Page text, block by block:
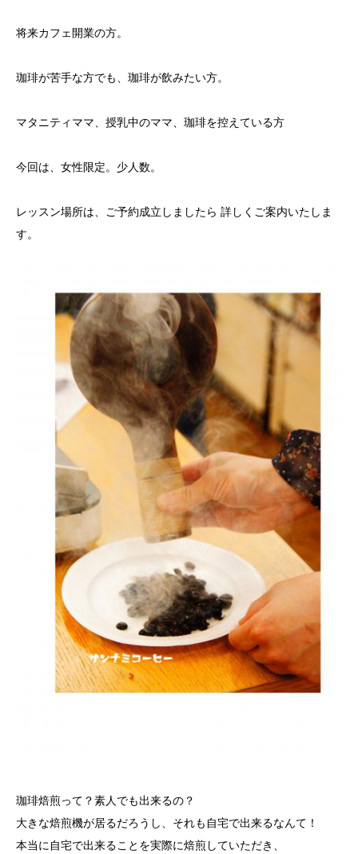
将来カフェ開業の方。
珈琲が苦手な方でも、珈琲が飲みたい方。
マタニティママ、授乳中のママ、珈琲を控えている方
今回は、女性限定。少人数。
レッスン場所は、ご予約成立しましたら 詳しくご案内いたしま
す。
珈琲焙煎って？素人でも出来るの？
大きな焙煎機が居るだろうし、それも自宅で出来るなんて！
本当に自宅で出来ることを実際に焙煎していただき、